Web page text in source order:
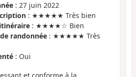
: 27 juin 2022
: ★★★★★ Très bien
: ★★★★☆ Bien
randonnée : ★★★★★ Très
: Oui